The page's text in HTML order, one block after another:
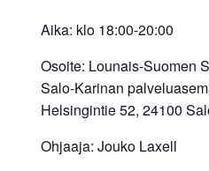
Aika: klo 18:00-20:00
Osoite: Lounais-Suomen
Salo-Karinan
Helsingintie 52, 24100
Ohjaaja: Jouko Laxell